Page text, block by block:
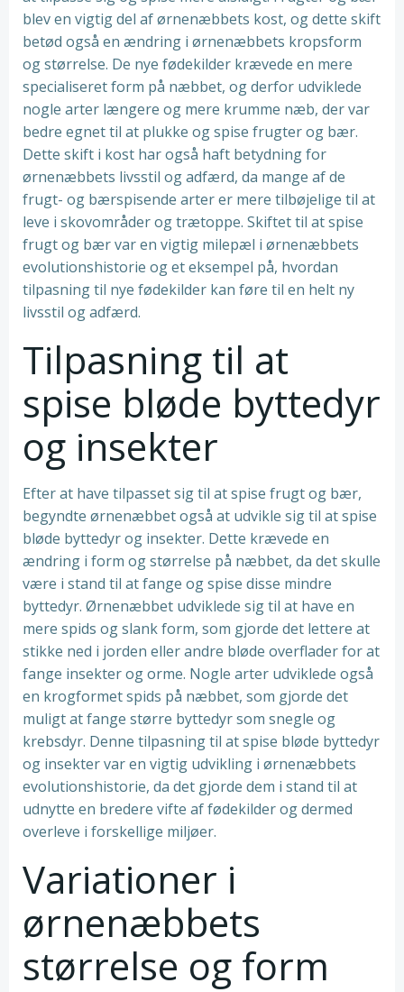
blev en vigtig del af ørnenæbbets kost, og dette skift
betød også en ændring i ørnenæbbets kropsform
og størrelse. De nye fødekilder krævede en mere
specialiseret form på næbbet, og derfor udviklede
nogle arter længere og mere krumme næb, der var
bedre egnet til at plukke og spise frugter og bær.
Dette skift i kost har også haft betydning for
ørnenæbbets livsstil og adfærd, da mange af de
frugt- og bærspisende arter er mere tilbøjelige til at
leve i skovområder og trætoppe. Skiftet til at spise
frugt og bær var en vigtig milepæl i ørnenæbbets
evolutionshistorie og et eksempel på, hvordan
tilpasning til nye fødekilder kan føre til en helt ny
livsstil og adfærd.
Tilpasning til at
spise bløde byttedyr
og insekter
Efter at have tilpasset sig til at spise frugt og bær,
begyndte ørnenæbbet også at udvikle sig til at spise
bløde byttedyr og insekter. Dette krævede en
ændring i form og størrelse på næbbet, da det skulle
være i stand til at fange og spise disse mindre
byttedyr. Ørnenæbbet udviklede sig til at have en
mere spids og slank form, som gjorde det lettere at
stikke ned i jorden eller andre bløde overflader for at
fange insekter og orme. Nogle arter udviklede også
en krogformet spids på næbbet, som gjorde det
muligt at fange større byttedyr som snegle og
krebsdyr. Denne tilpasning til at spise bløde byttedyr
og insekter var en vigtig udvikling i ørnenæbbets
evolutionshistorie, da det gjorde dem i stand til at
udnytte en bredere vifte af fødekilder og dermed
overleve i forskellige miljøer.
Variationer i
ørnenæbbets
størrelse og form